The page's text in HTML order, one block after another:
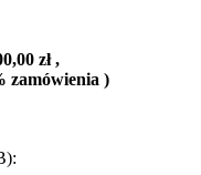
zł ,
zamówienia )